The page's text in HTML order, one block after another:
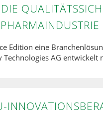
Edition eine
AG entwickelt